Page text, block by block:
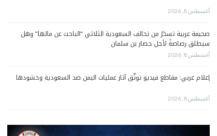
أغسطس 8, 2026
صحيفة عربية تسخرُ من تحالف السعودية الثلاثي “الباحث عن مالها” وهل
سيطلق رصاصةً لأجل حصار بن سلمان
أغسطس 8, 2026
إعلام غربي: مقاطع فيديو توثّق آثار عمليات اليمن ضد السعودية وحشودها
أغسطس 8, 2026